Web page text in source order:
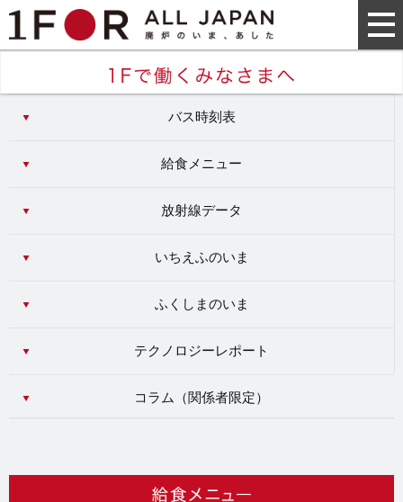
バス時刻表
給食メニュー
放射線データ
いちえふのいま
ふくしまのいま
テクノロジーレポート
コラム（関係者限定）